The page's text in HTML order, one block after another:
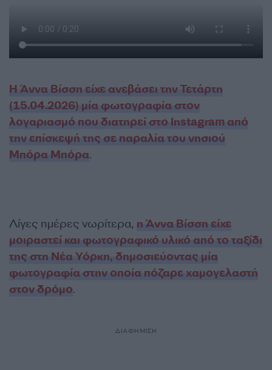
Η Άννα Βίσση είχε ανεβάσει την Τετάρτη
(15.04.2026) μία φωτογραφία στον
λογαριασμό που διατηρεί στο Instagram από
την επίσκεψή της σε παραλία του νησιού
Μπόρα Μπόρα.
Λίγες ημέρες νωρίτερα, η Άννα Βίσση είχε
μοιραστεί και φωτογραφικό υλικό από το ταξίδι
της στη Νέα Υόρκη, δημοσιεύοντας μία
φωτογραφία στην οποία πόζαρε χαμογελαστή
στον δρόμο.
ΔΙΑΦΗΜΙΣΗ